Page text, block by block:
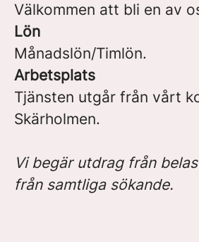
Välkommen att bli en av
Lön
Månadslön/Timlön.
Arbetsplats
Tjänsten utgår från vårt
Skärholmen.
Vi begär utdrag från
från samtliga sökande.